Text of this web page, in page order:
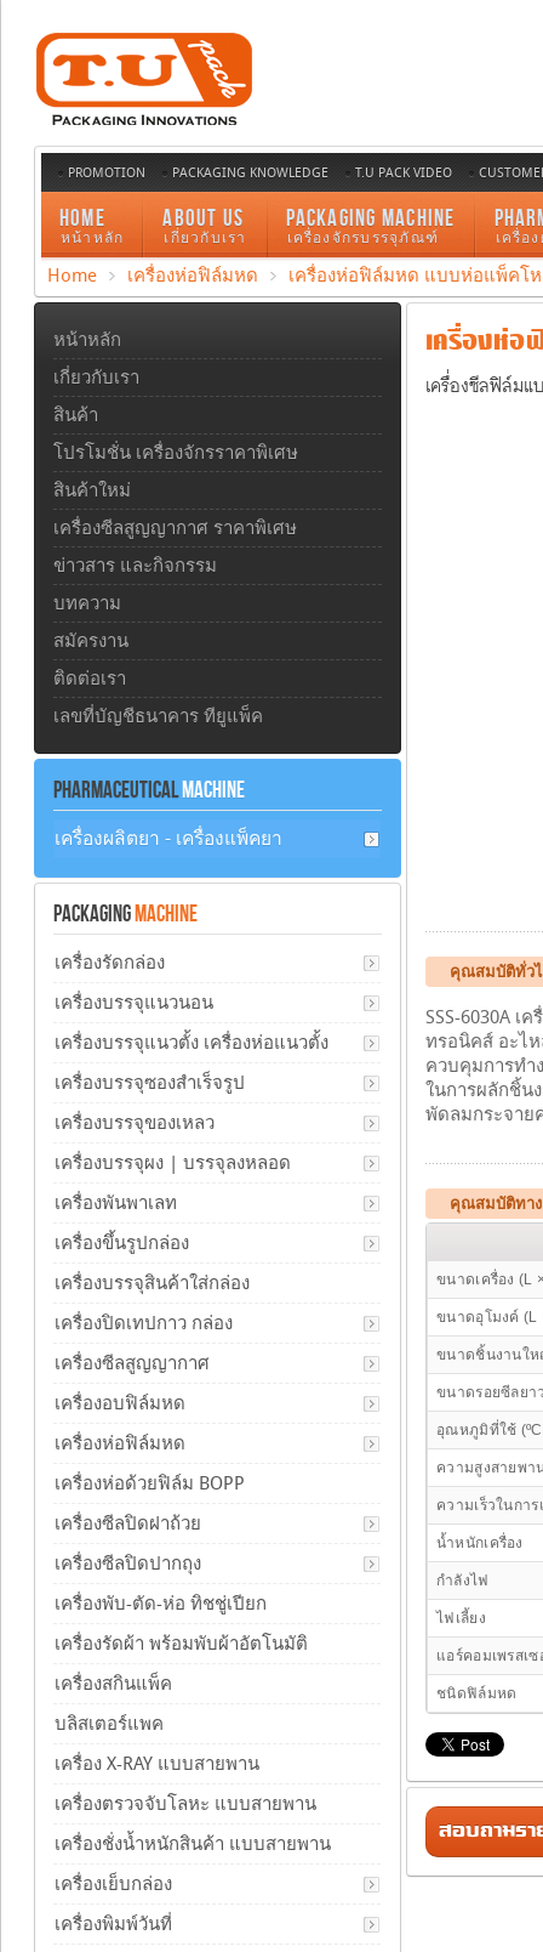
PROMOTION PACKAGING KNOWLEDGE T.U PACK VIDEO
HOME
หน้าหลัก
ABOUT US
เกี่ยวกับเรา
PACKAGING MACHINE
เครื่องจักรบรรจุภัณฑ์ เครื่อ
Home เครื่องห่อฟิล์มหด เครื่องห่อฟิล์มหด แบบห่อแพ็คโ
เครื่องห่อ
เครื่องซีลฟิล์มแ
คุณสมบัติทั่ว
SSS-6030A
ทรอนิคส์ อะไ
ควบคุมการทำ
ในการผลักชิ้น
พัดลมกระจาย
คุณสมบัติทาง
ขนาดเครื่อง (L
ขนาดอุโมงค์ (L
ขนาดชิ้นงานให
ขนาดรอยซีลยา
อุณหภูมิที่ใช้
ความสูงสายพา
ความเร็วในกา
น้ำหนักเครื่อง
กำลังไฟ
ไฟเลี้ยง
แอร์คอมเพรสเซ
ชนิดฟิล์มหด
สอบถามรา
หน้าหลัก
เกี่ยวกับเรา
สินค้า
โปรโมชั่น เครื่องจักรราคาพิเศษ
สินค้าใหม่
เครื่องซีลสูญญากาศ ราคาพิเศษ
ข่าวสาร และกิจกรรม
บทความ
สมัครงาน
ติดต่อเรา
เลขที่บัญชีธนาคาร ทียูแพ็ค
PHARMACEUTICALMACHINE
เครื่องผลิตยา - เครื่องแพ็คยา
PACKAGING MACHINE
เครื่องรัดกล่อง
เครื่องบรรจุแนวนอน
เครื่องบรรจุแนวตั้ง เครื่องห่อแนวตั้ง
เครื่องบรรจุซองสำเร็จรูป
เครื่องบรรจุของเหลว
เครื่องบรรจุผง | บรรจุลงหลอด
เครื่องพันพาเลท
เครื่องขึ้นรูปกล่อง
เครื่องบรรจุสินค้าใส่กล่อง
เครื่องปิดเทปกาว กล่อง
เครื่องซีลสูญญากาศ
เครื่องอบฟิล์มหด
เครื่องห่อฟิล์มหด
เครื่องห่อด้วยฟิล์ม BOPP
เครื่องซีลปิดฝาถ้วย
เครื่องซีลปิดปากถุง
เครื่องพับ-ตัด-ห่อ ทิชชู่เปียก
เครื่องรัดผ้า พร้อมพับผ้าอัตโนมัติ
เครื่องสกินแพ็ค
บลิสเตอร์แพค
เครื่อง X-RAY แบบสายพาน
เครื่องตรวจจับโลหะ แบบสายพาน
เครื่องชั่งน้ำหนักสินค้า แบบสายพาน
เครื่องเย็บกล่อง
เครื่องพิมพ์วันที่